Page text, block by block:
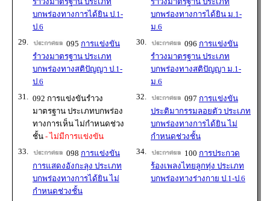
บกพร่องทางการได้ยิน ป.1-
ป.6
บกพร่องทางการได้ยิน ม.1-
ม.6
29.
095 การแข่งขัน
รำวงมาตรฐาน ประเภท
บกพร่องทางสติปัญญา ป.1-
ป.6
30. 096 การแข่งขัน
รำวงมาตรฐาน ประเภท
บกพร่องทางสติปัญญา ม.1-
ม.6
31. 092 การแข่งขันรำวง
มาตรฐาน ประเภทบกพร่อง
ทางการเห็น ไม่กำหนดช่วง
ชั้น - ไม่มีการแข่งขัน
32. 097 การแข่งขัน
ประติมากรรมลอยตัว ประเภท
บกพร่องทางการได้ยิน ไม่
กำหนดช่วงชั้น
33.
098 การแข่งขัน
การแสดงอังกะลุง ประเภท
บกพร่องทางการได้ยิน ไม่
กำหนดช่วงชั้น
34. 100 การประกวด
ร้องเพลงไทยลูกทุ่ง ประเภท
บกพร่องทางร่างกาย ป.1-ป.6